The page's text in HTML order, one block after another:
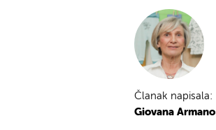
Članak napisala:
Giovana Armano